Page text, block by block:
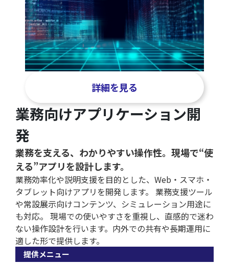
詳細を見る
業務向けアプリケーション開
発
業務を支える、わかりやすい操作性。現場で“使
える”アプリを設計します。
業務効率化や説明支援を目的とした、Web・スマホ・
タブレット向けアプリを開発します。 業務支援ツール
や常設展示向けコンテンツ、シミュレーション用途に
も対応。 現場での使いやすさを重視し、直感的で迷わ
ない操作設計を行います。内外での共有や長期運用に
適した形で提供します。
提供メニュー